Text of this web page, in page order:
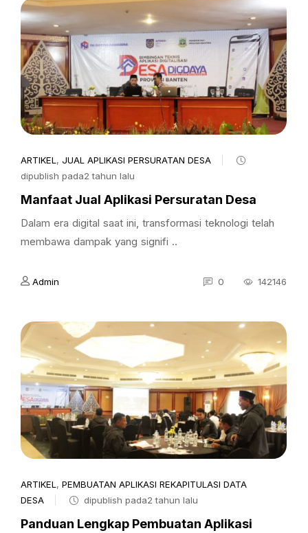
ARTIKEL , JUAL APLIKASI PERSURATAN DESA
dipublish pada2 tahun lalu
Manfaat Jual Aplikasi Persuratan Desa
Dalam era digital saat ini, transformasi teknologi telah
membawa dampak yang signifi ..
Admin 0 142146
ARTIKEL , PEMBUATAN APLIKASI REKAPITULASI DATA
DESA
dipublish pada2 tahun lalu
Panduan Lengkap Pembuatan Aplikasi